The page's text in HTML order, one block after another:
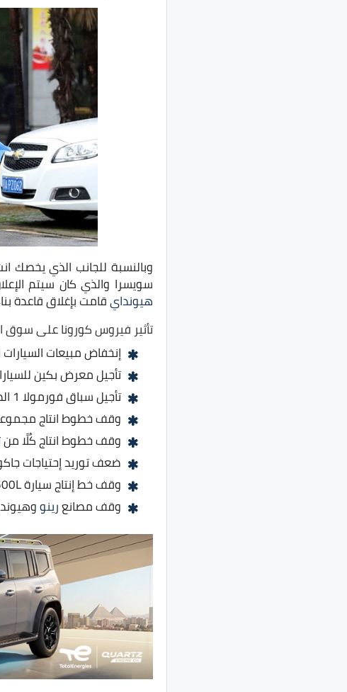
سويسرا والذي كان سيتم
هيوندايقامت بإغلاق قاعدة بناء هي الأكبر
تأثير فيروس كورونا على سوق
إنخفاض مبيعات السيارات
تأجيل معرض بكين للسيارات 2020 بدون تحديد
تأجيل سباق فورمولا 1 الصين بدون تحديد موعد
وقف خطوط انتاج
وقف خطوط انتاج كُلًا من
ضعف توريد إحتياجات
وقف خط إنتاج سيارة 500L من فيات بسبب ضعف التوريدات من الصين
وقف مصانعرينو